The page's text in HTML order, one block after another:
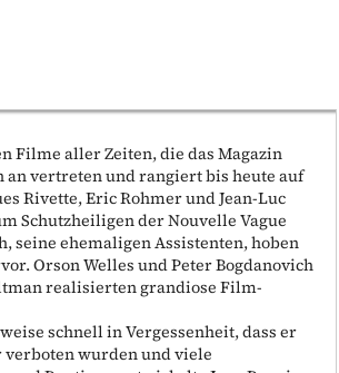
Filme aller Zeiten, die das Magazin
an vertreten und rangiert bis heute auf
Rivette, Eric Rohmer und Jean-Luc
Schutzheiligen der Nouvelle Vague
seine ehemaligen Assistenten, hoben
Orson Welles und Peter Bogdanovich
realisierten grandiose Film-
schnell in Vergessenheit, dass er
wurden und viele